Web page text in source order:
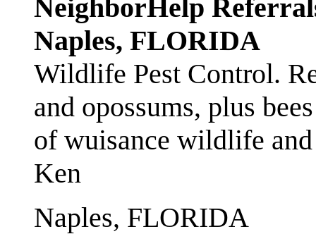
NeighborHelp
Naples, FLORIDA
Wildlife Pest Control.
and opossums, plus
of wuisance wildlife
Ken
Naples, FLORIDA